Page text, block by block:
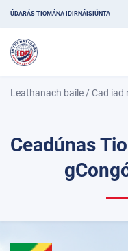
ÚDARÁS TIOMÁNA IDIRNÁISIÚNTA
Leathanach baile /Cad iad
Ceadúnas